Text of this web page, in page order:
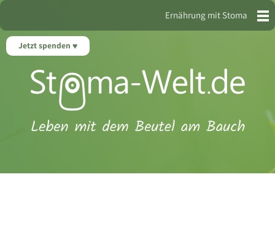
Jetzt spenden
Ernährung mit Stoma